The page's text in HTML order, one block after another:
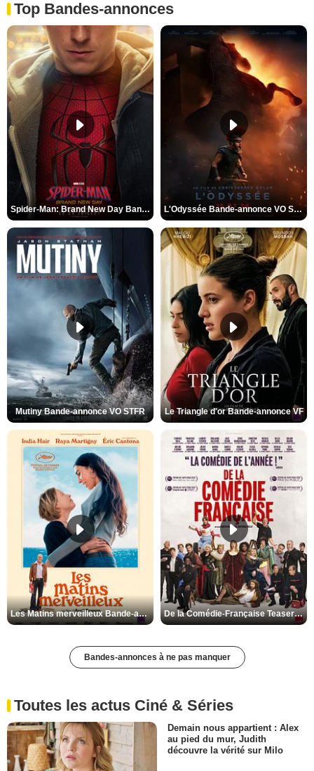
Top Bandes-annonces
Spider-Man: Brand New Day Bande-annonce VO STFR L'Odyssée Bande-annonce VO STFR
Mutiny Bande-annonce VO STFR Le Triangle d'or Bande-annonce VF
Les Matins merveilleux Bande-annonce VF De la Comédie-Française Teaser VF
Bandes-annonces à ne pas manquer
Toutes les actus Ciné & Séries
Demain nous appartient : Alex
au pied du mur, Judith
découvre la vérité sur Milo